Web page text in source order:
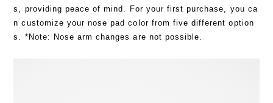
s, providing peace of mind. For your first purchase, you ca
n customize your nose pad color from five different option
s. *Note: Nose arm changes are not possible.